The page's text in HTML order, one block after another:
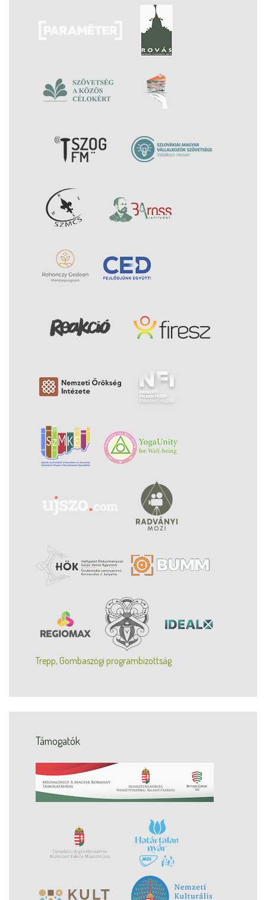
Trepp, Gombaszögi programbizottság
Támogatók